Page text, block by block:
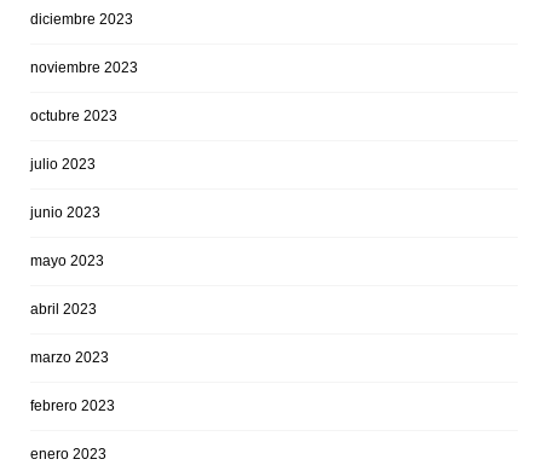
diciembre 2023
noviembre 2023
octubre 2023
julio 2023
junio 2023
mayo 2023
abril 2023
marzo 2023
febrero 2023
enero 2023